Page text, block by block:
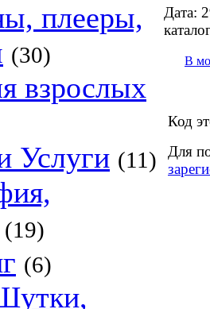
плееры,
(30)
взрослых
Услуги (11)
(19)
(6)
Дата:
В
Код
Для